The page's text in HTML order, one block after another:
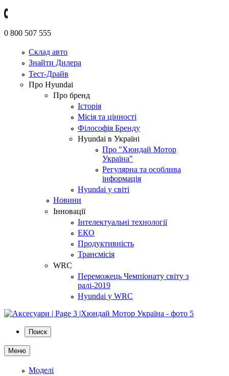
0 800 507 555
Склад авто
Знайти Дилера
Тест-Драйв
Про Hyundai
Про бренд
Історія
Місія та цінності
Філософія Бренду
Hyundai в Україні
Про "Хюндай Мотор
Україна"
Регулярна та особлива
інформація
Hyundai у світі
Новини
Інновації
Інтелектуальні технології
ЕКО
Продуктивність
Трансмісія
WRC
Переможець Чемпіонату світу з
ралі-2019
Hyundai у WRC
Поиск
Меню
Моделі